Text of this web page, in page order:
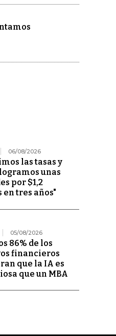
06/08/2026
las tasas y
unas
por $1,2
tres años"
05/08/2026
86% de los
financieros
que la IA es
que un MBA